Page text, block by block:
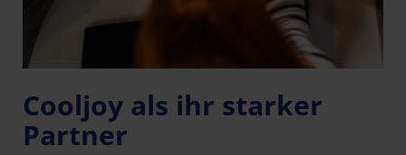
Cooljoy als ihr starker
Partner